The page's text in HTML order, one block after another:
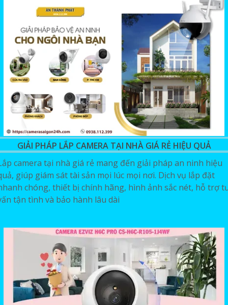
GIẢI PHÁP LẮP CAMERA TẠI NHÀ GIÁ RẺ HIỆU QUẢ
camera tại nhà giá rẻ mang đến giải pháp an ninh hiệu
giúp giám sát tài sản mọi lúc mọi nơi. Dịch vụ lắp đặt
chóng, thiết bị chính hãng, hình ảnh sắc nét, hỗ trợ
tận tình và bảo hành lâu dài